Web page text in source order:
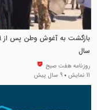
سال
روزنامه هفت صبح
11 نمایش
9 سال پیش